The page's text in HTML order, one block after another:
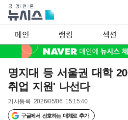
메인 랭킹 섹션
명지대 등 서울권 대학
취업 지원' 나선다
기사등록 2026/05/06 15:15:40
구글에서 선호하는 매체로 추가